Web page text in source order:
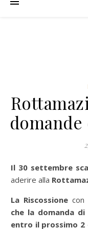
Il 30 settembre
aderire alla
La Riscossionecon
che la domanda
entro il prossimo